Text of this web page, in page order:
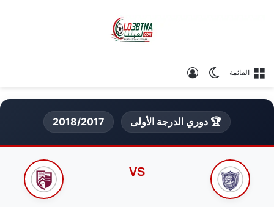
القائمة الوضع المظلم
🏆 دوري الدرجة الأولى 2018/2017
VS